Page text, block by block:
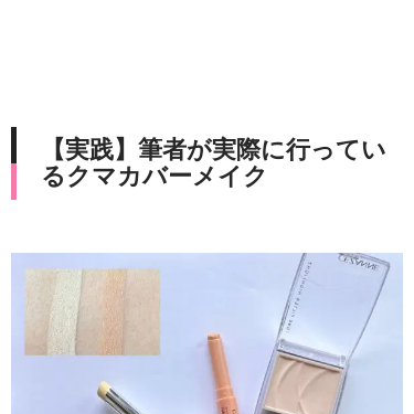
【実践】筆者が実際に行ってい
るクマカバーメイク